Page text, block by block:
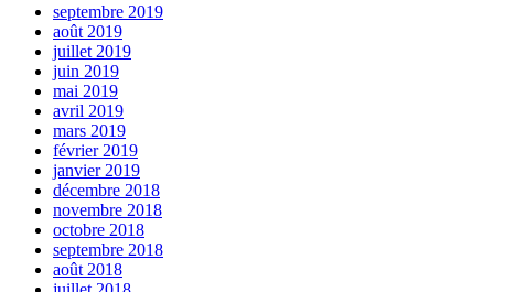
septembre 2019
août 2019
juillet 2019
juin 2019
mai 2019
avril 2019
mars 2019
février 2019
janvier 2019
décembre 2018
novembre 2018
octobre 2018
septembre 2018
août 2018